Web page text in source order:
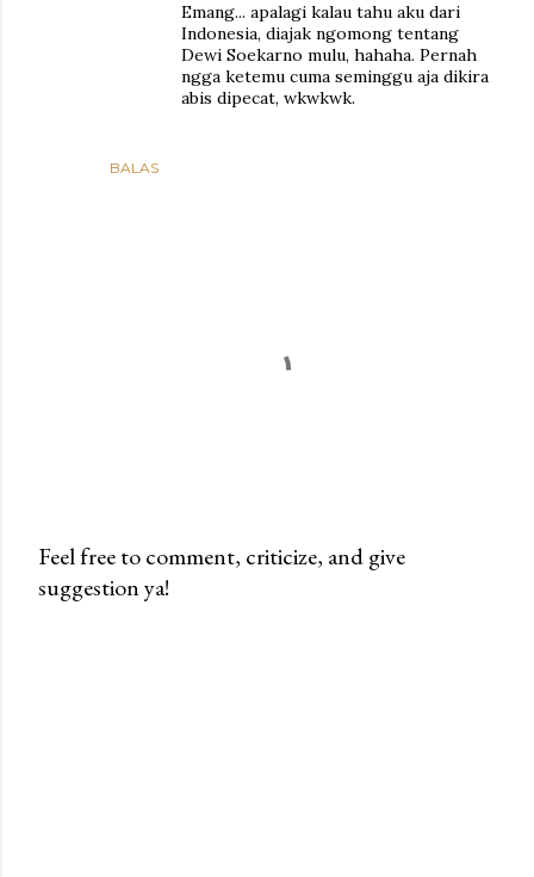
BALAS
Emang... apalagi kalau tahu aku dari
Indonesia, diajak ngomong tentang
Dewi Soekarno mulu, hahaha. Pernah
ngga ketemu cuma seminggu aja dikira
abis dipecat, wkwkwk.
P
Feel free to comment, criticize, and give
suggestion ya!